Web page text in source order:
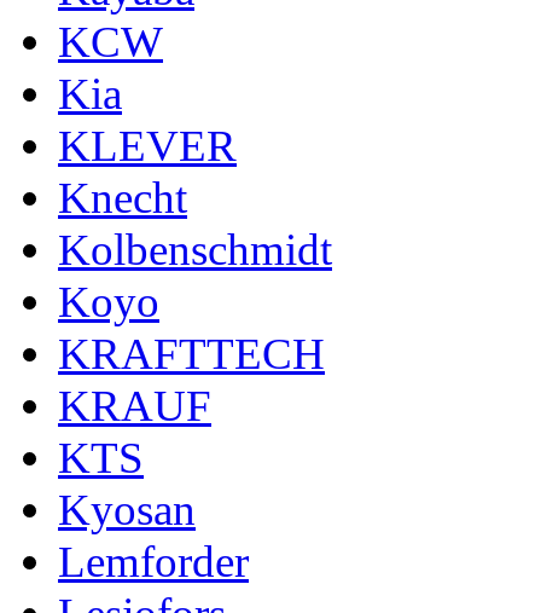
KCW
Kia
KLEVER
Knecht
Kolbenschmidt
Koyo
KRAFTTECH
KRAUF
KTS
Kyosan
Lemforder